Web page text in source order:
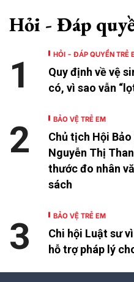
Hỏi - Đáp
HỎI - ĐÁP QUYỀN TRẺ
Quy định về vệ
có, vì sao vẫn
1
BẢO VỆ TRẺ EM
Chủ tịch Hội
Nguyễn Thị
thước đo nhân
sách
2
BẢO VỆ TRẺ EM
Chi hội Luật sư
hỗ trợ pháp lý
3